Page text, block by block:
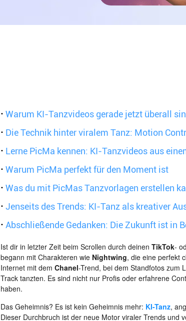
·Warum KI-Tanzvideos gerade jetzt überall
· Die Technik hinter viralem Tanz: Motion
· Lerne PicMa kennen: KI-Tanzvideos aus
·Warum PicMa perfekt für den Moment ist
·Was du mit PicMas Tanzvorlagen erstellen
·Jenseits des Trends: KI-Tanz als kreativer
·Abschließende Gedanken: Die Zukunft ist in
Ist dir in letzter Zeit beim Scrollen durch deinenTikTok-
begann mit Charakteren wie Nightwing, die eine perfekt
Internet mit demChanel-Trend, bei dem Standfotos zum
Track tanzten. Es sind nicht nur Profis oder erfahrene
haben.
Das Geheimnis? Es ist kein Geheimnis mehr: KI-Tanz,
Dieser Durchbruch ist der neue Motor viraler Trends und